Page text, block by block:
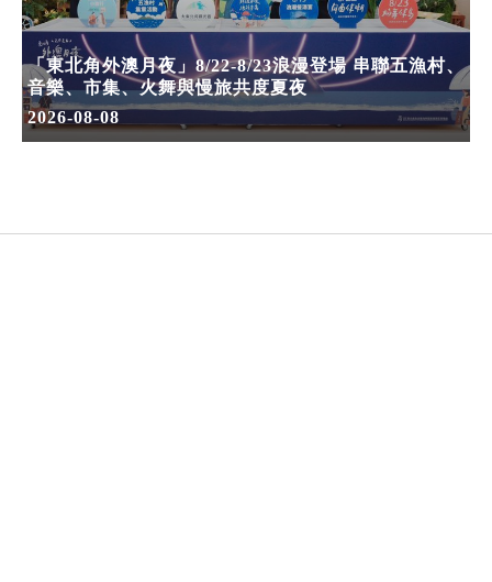
「東北角外澳月夜」8/22-8/23浪漫登場 串聯五漁村、
音樂、市集、火舞與慢旅共度夏夜
2026-08-08